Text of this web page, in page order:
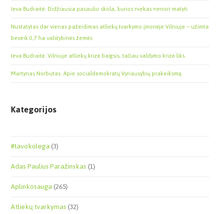
Ieva Budraitė. Didžiausia pasaulio skola, kurios niekas nenori matyti
Nustatytas dar vienas pažeidimas atliekų tvarkymo įmonėje Vilniuje – užimta
beveik 0,7 ha valstybinės žemės
Ieva Budraitė. Vilniuje atliekų krizė baigsis, tačiau valdymo krizė liks.
Martynas Norbutas. Apie socialdemokratų Vyriausybių prakeiksmą
Kategorijos
#tavokolega(3)
Adas Paulius Paražinskas(1)
Aplinkosauga(265)
Atliekų tvarkymas(32)